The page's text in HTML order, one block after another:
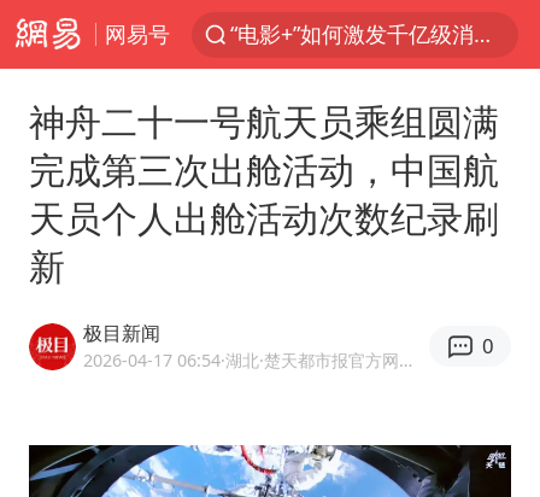
网易号
泉州市委书记张毅恭被查
全球首个长时储能一体化产业园量产
上海：台风白海豚或将带来龙卷风
四川宜宾市高县4.9级地震致1人死亡
中国女篮70-67险胜尼日利亚女篮
国防部：中国军队坚决反制任何闹海挑衅图谋
神舟二十一号航天员乘组圆满
完成第三次出舱活动，中国航
天员个人出舱活动次数纪录刷
新
极目新闻
2026-04-17 06:54·湖北 ·楚天都市报官方网易号
0